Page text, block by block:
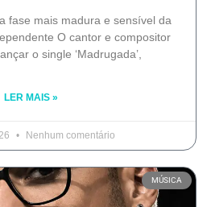
fase mais madura e sensível da
O cantor e compositor
o single ‘Madrugada’,
LER MAIS »
Nenhum comentário
MÚSICA